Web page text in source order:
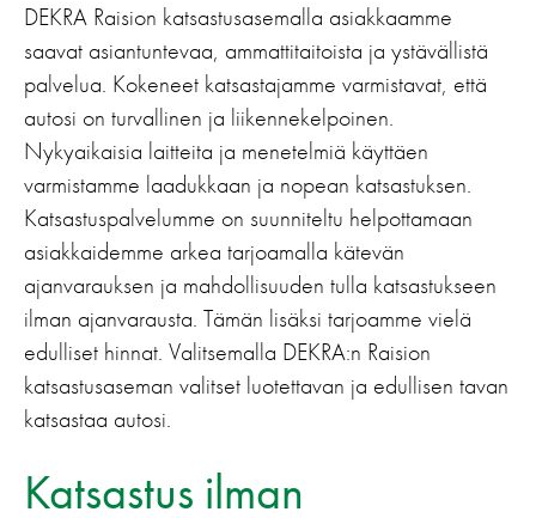
DEKRA Raision katsastusasemalla asiakkaamme
saavat asiantuntevaa, ammattitaitoista ja ystävällistä
palvelua. Kokeneet katsastajamme varmistavat, että
autosi on turvallinen ja liikennekelpoinen.
Nykyaikaisia laitteita ja menetelmiä käyttäen
varmistamme laadukkaan ja nopean katsastuksen.
Katsastuspalvelumme on suunniteltu helpottamaan
asiakkaidemme arkea tarjoamalla kätevän
ajanvarauksen ja mahdollisuuden tulla katsastukseen
ilman ajanvarausta. Tämän lisäksi tarjoamme vielä
edulliset hinnat. Valitsemalla DEKRA:n Raision
katsastusaseman valitset luotettavan ja edullisen tavan
katsastaa autosi.
Katsastus ilman